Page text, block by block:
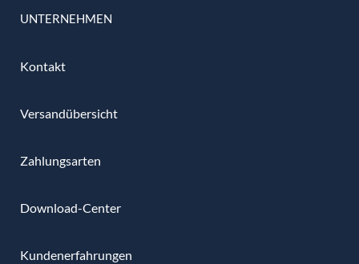
UNTERNEHMEN
Kontakt
Versandübersicht
Zahlungsarten
Download-Center
Kundenerfahrungen